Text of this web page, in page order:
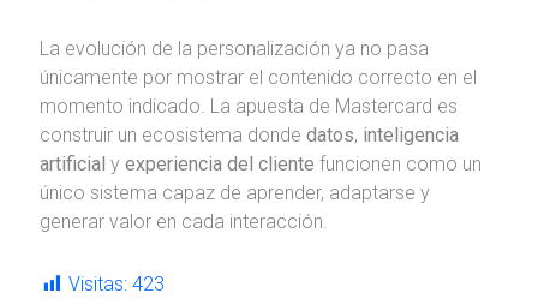
La evolución de la personalización ya no pasa
únicamente por mostrar el contenido correcto en el
momento indicado. La apuesta de Mastercard es
construir un ecosistema donde datos, inteligencia
artificial y experiencia del cliente funcionen como un
único sistema capaz de aprender, adaptarse y
generar valor en cada interacción.
Visitas: 423